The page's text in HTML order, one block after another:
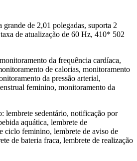
de 2,01 polegadas, suporta 2
de atualização de 60 Hz, 410* 502
da frequência cardíaca,
de calorias, monitoramento
da pressão arterial,
feminino, monitoramento da
lembrete sedentário, notificação por
aquática, lembrete de
ciclo feminino, lembrete de aviso de
de bateria fraca, lembrete de realização